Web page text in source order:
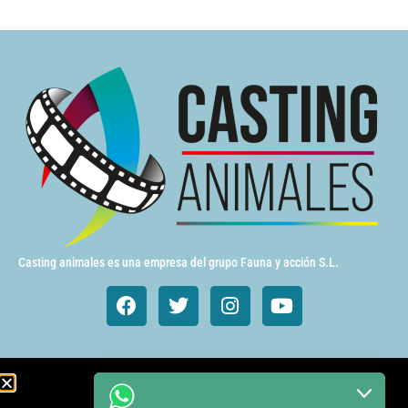
Casting animales es una empresa del grupo Fauna y acción S.L.
Animales de cine y TV